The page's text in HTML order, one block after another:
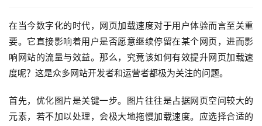
在当今数字化的时代，网页加载速度对于用户体验而言至关重
要。它直接影响着用户是否愿意继续停留在某个网页，进而影
响网站的流量与效益。那么，究竟该如何有效提升网页加载速
度呢？这是众多网站开发者和运营者都极为关注的问题。
首先，优化图片是关键一步。图片往往是占据网页空间较大的
元素，若不加以处理，会极大地拖慢加载速度。应选择合适的